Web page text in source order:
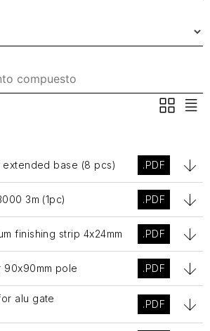
base (8 pcs) .PDF
3m (1pc) .PDF
finishing strip 4x24mm .PDF
90x90mm pole .PDF
alu gate
.PDF